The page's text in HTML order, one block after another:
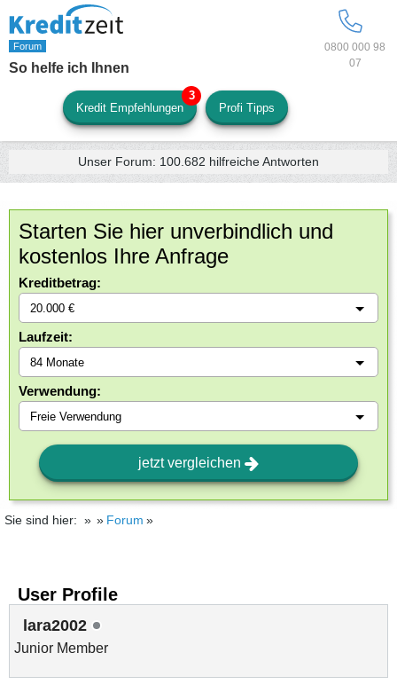
0800 000 98
07
So helfe ich Ihnen
Kredit Empfehlungen Profi Tipps
Unser Forum: 100.682 hilfreiche Antworten
Starten Sie hier unverbindlich und
kostenlos Ihre Anfrage
Kreditbetrag:
Laufzeit:
Verwendung:
jetzt vergleichen
Sie sind hier: Forum
User Profile
lara2002
Junior Member